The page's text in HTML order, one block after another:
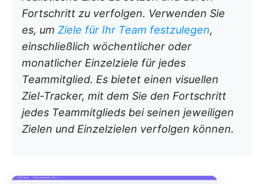
Fortschritt zu verfolgen. Verwenden Sie
es, um Ziele für Ihr Team festzulegen,
einschließlich wöchentlicher oder
monatlicher Einzelziele für jedes
Teammitglied. Es bietet einen visuellen
Ziel-Tracker, mit dem Sie den Fortschritt
jedes Teammitglieds bei seinen jeweiligen
Zielen und Einzelzielen verfolgen können.